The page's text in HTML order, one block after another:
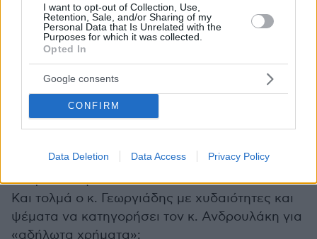
I want to opt-out of Collection, Use,
Retention, Sale, and/or Sharing of my
Personal Data that Is Unrelated with the
Purposes for which it was collected.
Opted In
Google consents
CONFIRM
Data Deletion Data Access Privacy Policy
εξωτερικό». Ουδέν ψευδέστερο. Ούτε ένα
ευρώ δεν έφυγε στο εξωτερικό. Οι
λογαριασμοί του κ. Ανδρουλάκη στις
Βρυξέλλες άνοιξαν στο πλαίσιο της θητείας
του στην Ευρωβουλή.
δηλώσεων περιουσιακής κατάστασης του κ.
Ανδρουλάκη.
Και τολμά ο κ. Γεωργιάδης με χυδαιότητες και
ψέματα να κατηγορήσει τον κ. Ανδρουλάκη για
«αδήλωτα χρήματα»;